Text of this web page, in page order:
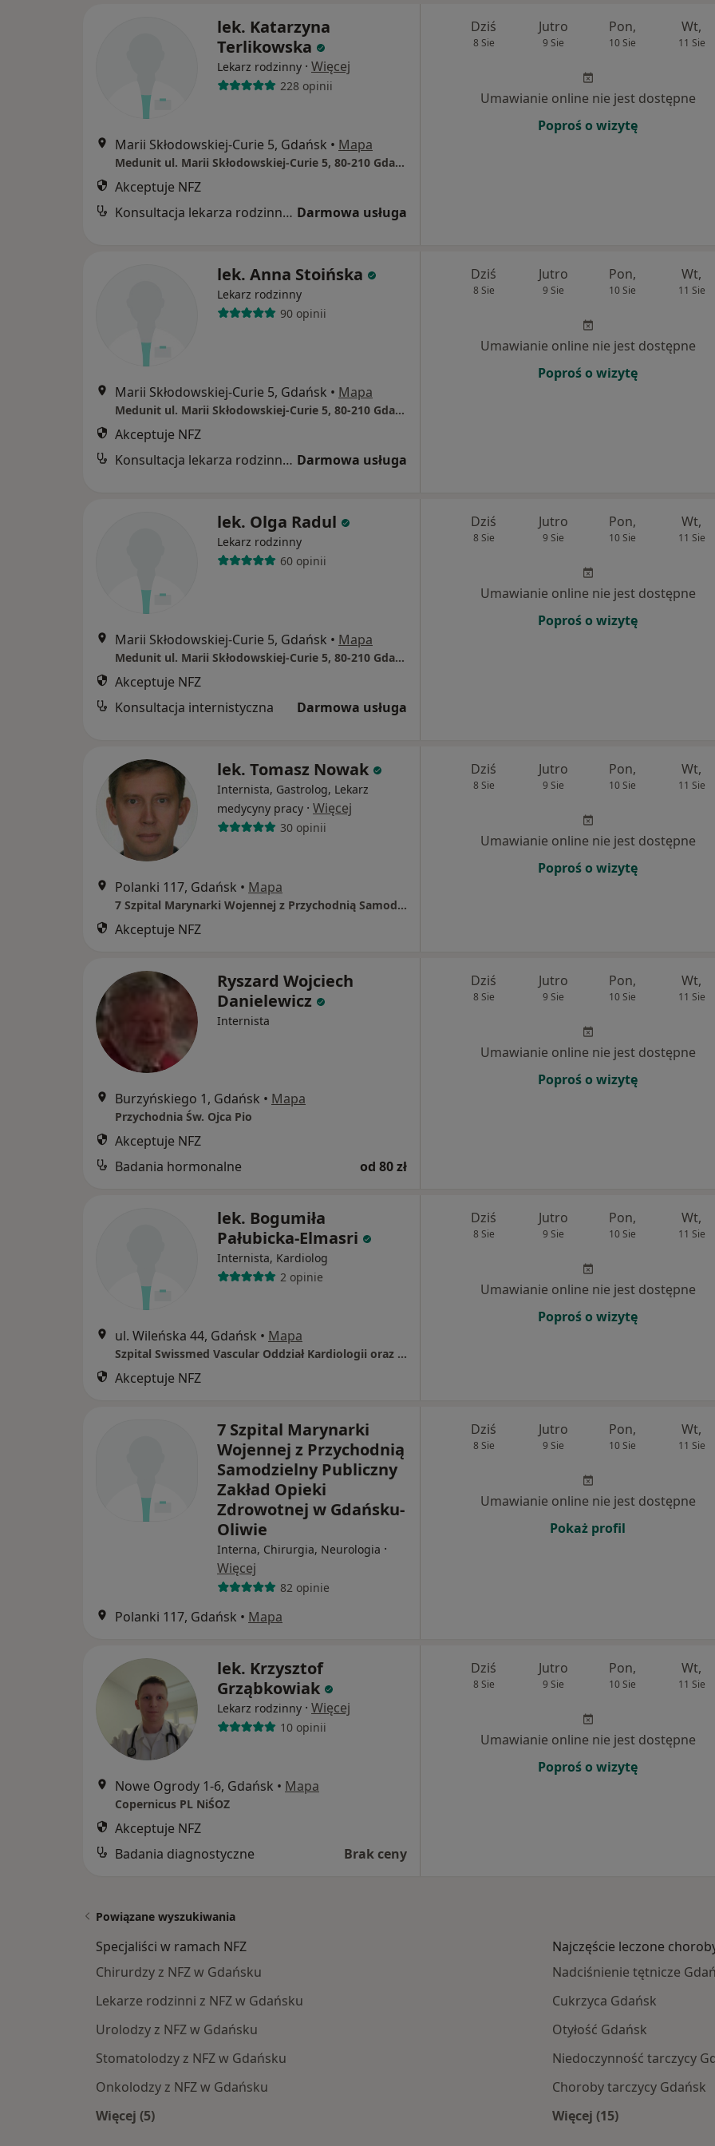
lek. Katarzyna
Terlikowska
Lekarz rodzinny · Więcej
228 opinii
Marii Skłodowskiej-Curie 5, Gdańsk • Mapa
Medunit ul. Marii Skłodowskiej-Curie 5, 80-210 Gdańsk
Akceptuje NFZ
Konsultacja lekarza rodzinnego Darmowa usługa
Dziś
8 Sie
Jutro
9 Sie
Pon,
10 Sie
Wt,
11 Sie
Umawianie online nie jest dostępne
Poproś o wizytę
lek. Anna Stoińska
Lekarz rodzinny
90 opinii
Marii Skłodowskiej-Curie 5, Gdańsk • Mapa
Medunit ul. Marii Skłodowskiej-Curie 5, 80-210 Gdańsk
Akceptuje NFZ
Konsultacja lekarza rodzinnego Darmowa usługa
Dziś
8 Sie
Jutro
9 Sie
Pon,
10 Sie
Wt,
11 Sie
Umawianie online nie jest dostępne
Poproś o wizytę
lek. Olga Radul
Lekarz rodzinny
60 opinii
Marii Skłodowskiej-Curie 5, Gdańsk • Mapa
Medunit ul. Marii Skłodowskiej-Curie 5, 80-210 Gdańsk
Akceptuje NFZ
Konsultacja internistyczna
Darmowa usługa
Dziś
8 Sie
Jutro
9 Sie
Pon,
10 Sie
Wt,
11 Sie
Umawianie online nie jest dostępne
Poproś o wizytę
lek. Tomasz Nowak
Internista, Gastrolog, Lekarz
medycyny pracy · Więcej
30 opinii
Polanki 117, Gdańsk • Mapa
7 Szpital Marynarki Wojennej z Przychodnią Samodzielny Publiczny Zakład Opieki Zdrowotnej w Gdańsku-Oliwie
Akceptuje NFZ
Dziś
8 Sie
Jutro
9 Sie
Pon,
10 Sie
Wt,
11 Sie
Umawianie online nie jest dostępne
Poproś o wizytę
Ryszard Wojciech
Danielewicz
Internista
Burzyńskiego 1, Gdańsk • Mapa
Przychodnia Św. Ojca Pio
Akceptuje NFZ
Badania hormonalne
od 80 zł
Dziś
8 Sie
Jutro
9 Sie
Pon,
10 Sie
Wt,
11 Sie
Umawianie online nie jest dostępne
Poproś o wizytę
lek. Bogumiła
Pałubicka-Elmasri
Internista, Kardiolog
2 opinie
ul. Wileńska 44, Gdańsk • Mapa
Szpital Swissmed Vascular Oddział Kardiologii oraz Poradnia Przyszpitalna II piętro
Akceptuje NFZ
Dziś
8 Sie
Jutro
9 Sie
Pon,
10 Sie
Wt,
11 Sie
Umawianie online nie jest dostępne
Poproś o wizytę
7 Szpital Marynarki
Wojennej z Przychodnią
Samodzielny Publiczny
Zakład Opieki
Zdrowotnej w Gdańsku-
Oliwie
Interna, Chirurgia, Neurologia ·
Więcej
82 opinie
Polanki 117, Gdańsk • Mapa
Dziś
8 Sie
Jutro
9 Sie
Pon,
10 Sie
Wt,
11 Sie
Umawianie online nie jest dostępne
Pokaż profil
lek. Krzysztof
Grząbkowiak
Lekarz rodzinny · Więcej
10 opinii
Nowe Ogrody 1-6, Gdańsk • Mapa
Copernicus PL NiŚOZ
Akceptuje NFZ
Badania diagnostyczne
Brak ceny
Dziś
8 Sie
Jutro
9 Sie
Pon,
10 Sie
Wt,
11 Sie
Umawianie online nie jest dostępne
Poproś o wizytę
Powiązane wyszukiwania
Specjaliści w ramach NFZ
Chirurdzy z NFZ w Gdańsku
Lekarze rodzinni z NFZ w Gdańsku
Urolodzy z NFZ w Gdańsku
Stomatolodzy z NFZ w Gdańsku
Onkolodzy z NFZ w Gdańsku
Więcej (5)
Najczęście leczone
Nadciśnienie tętnicze
Cukrzyca Gdańsk
Otyłość Gdańsk
Niedoczynność tarczycy
Choroby tarczycy Gdańsk
Więcej (15)